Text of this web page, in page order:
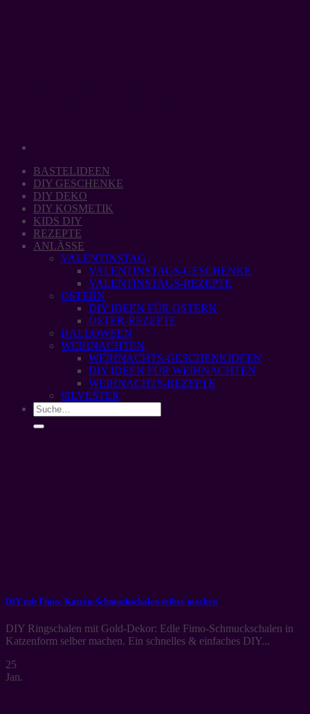
BASTELIDEEN
DIY GESCHENKE
DIY DEKO
DIY KOSMETIK
KIDS DIY
REZEPTE
ANLÄSSE
VALENTINSTAG
VALENTINSTAGS-GESCHENKE
VALENTINSTAGS-REZEPTE
OSTERN
DIY IDEEN FÜR OSTERN
OSTER-REZEPTE
HALLOWEEN
WEIHNACHTEN
WEIHNACHTS-GESCHENKIDEEN
DIY IDEEN FÜR WEIHNACHTEN
WEIHNACHTS-REZEPTE
SILVESTER
DIY mit Fimo: Katzen-Schmuckschalen selber machen
DIY Ringschalen mit Gold-Dekor: Edle Fimo-Schmuckschalen in
Katzenform selber machen. Ein schnelles & einfaches DIY...
25
Jan.